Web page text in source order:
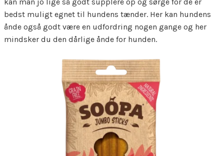
bedst muligt egnet til hundens tænder. Her kan hundens
ånde også godt være en udfordring nogen gange og her
mindsker du den dårlige ånde for hunden.